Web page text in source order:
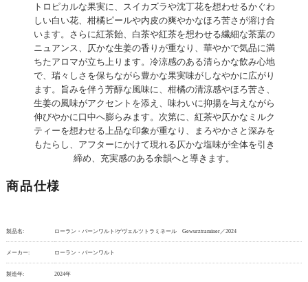
トロピカルな果実に、スイカズラや沈丁花を想わせるかぐわ
しい白い花、柑橘ピールや内皮の爽やかなほろ苦さが溶け合
います。さらに紅茶飴、白茶や紅茶を想わせる繊細な茶葉の
ニュアンス、仄かな生姜の香りが重なり、華やかで気品に満
ちたアロマが立ち上ります。冷涼感のある清らかな飲み心地
で、瑞々しさを保ちながら豊かな果実味がしなやかに広がり
ます。旨みを伴う芳醇な風味に、柑橘の清涼感やほろ苦さ、
生姜の風味がアクセントを添え、味わいに抑揚を与えながら
伸びやかに口中へ膨らみます。次第に、紅茶や仄かなミルク
ティーを想わせる上品な印象が重なり、まろやかさと深みを
もたらし、アフターにかけて現れる仄かな塩味が全体を引き
締め、充実感のある余韻へと導きます。
商品仕様
製品名: ローラン・バーンワルト/ゲヴェルツトラミネール Gewurztraminer／2024
メーカー: ローラン・バーンワルト
製造年: 2024年